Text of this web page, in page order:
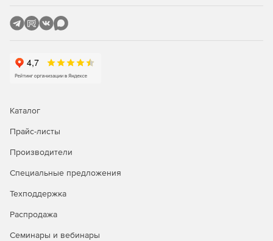
Графический WSDL-редактор (поддержка WSDL 1.1 и
Поддержка встроенных схем XML в файлах WSDL
(Enterprise).
Enterprise).
Enterprise).
Поддержка цифровых XML-подписей (только в
Мгновенное создание диаграмм для отображения и
Каталог
Прайс-листы
Производители
Специальные предложения
Техподдержка
Распродажа
Семинары и вебинары